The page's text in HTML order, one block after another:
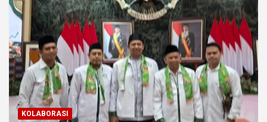
KOLABORASI